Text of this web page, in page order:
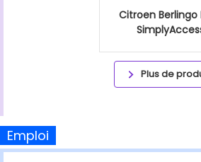
Citroen Berlingo
Plus de
Emploi